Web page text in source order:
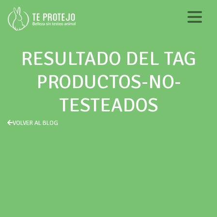
RESULTADO DEL TAG
PRODUCTOS-NO-
TESTEADOS
VOLVER AL BLOG